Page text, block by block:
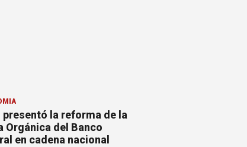
presentó la reforma de la
Orgánica del Banco
en cadena nacional